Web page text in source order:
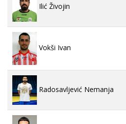
Ilić Živojin
Vokši Ivan
Radosavljević Nemanja